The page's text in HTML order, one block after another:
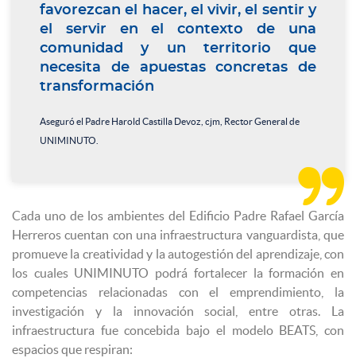
favorezcan el hacer, el vivir, el sentir y
el servir en el contexto de una
comunidad y un territorio que
necesita de apuestas concretas de
transformación
Aseguró el Padre Harold Castilla Devoz, cjm, Rector General de
UNIMINUTO.

Cada uno de los ambientes del Edificio Padre Rafael García
Herreros cuentan con una infraestructura vanguardista, que
promueve la creatividad y la autogestión del aprendizaje, con
los cuales UNIMINUTO podrá fortalecer la formación en
competencias relacionadas con el emprendimiento, la
investigación y la innovación social, entre otras. La
infraestructura fue concebida bajo el modelo BEATS, con
espacios que respiran: